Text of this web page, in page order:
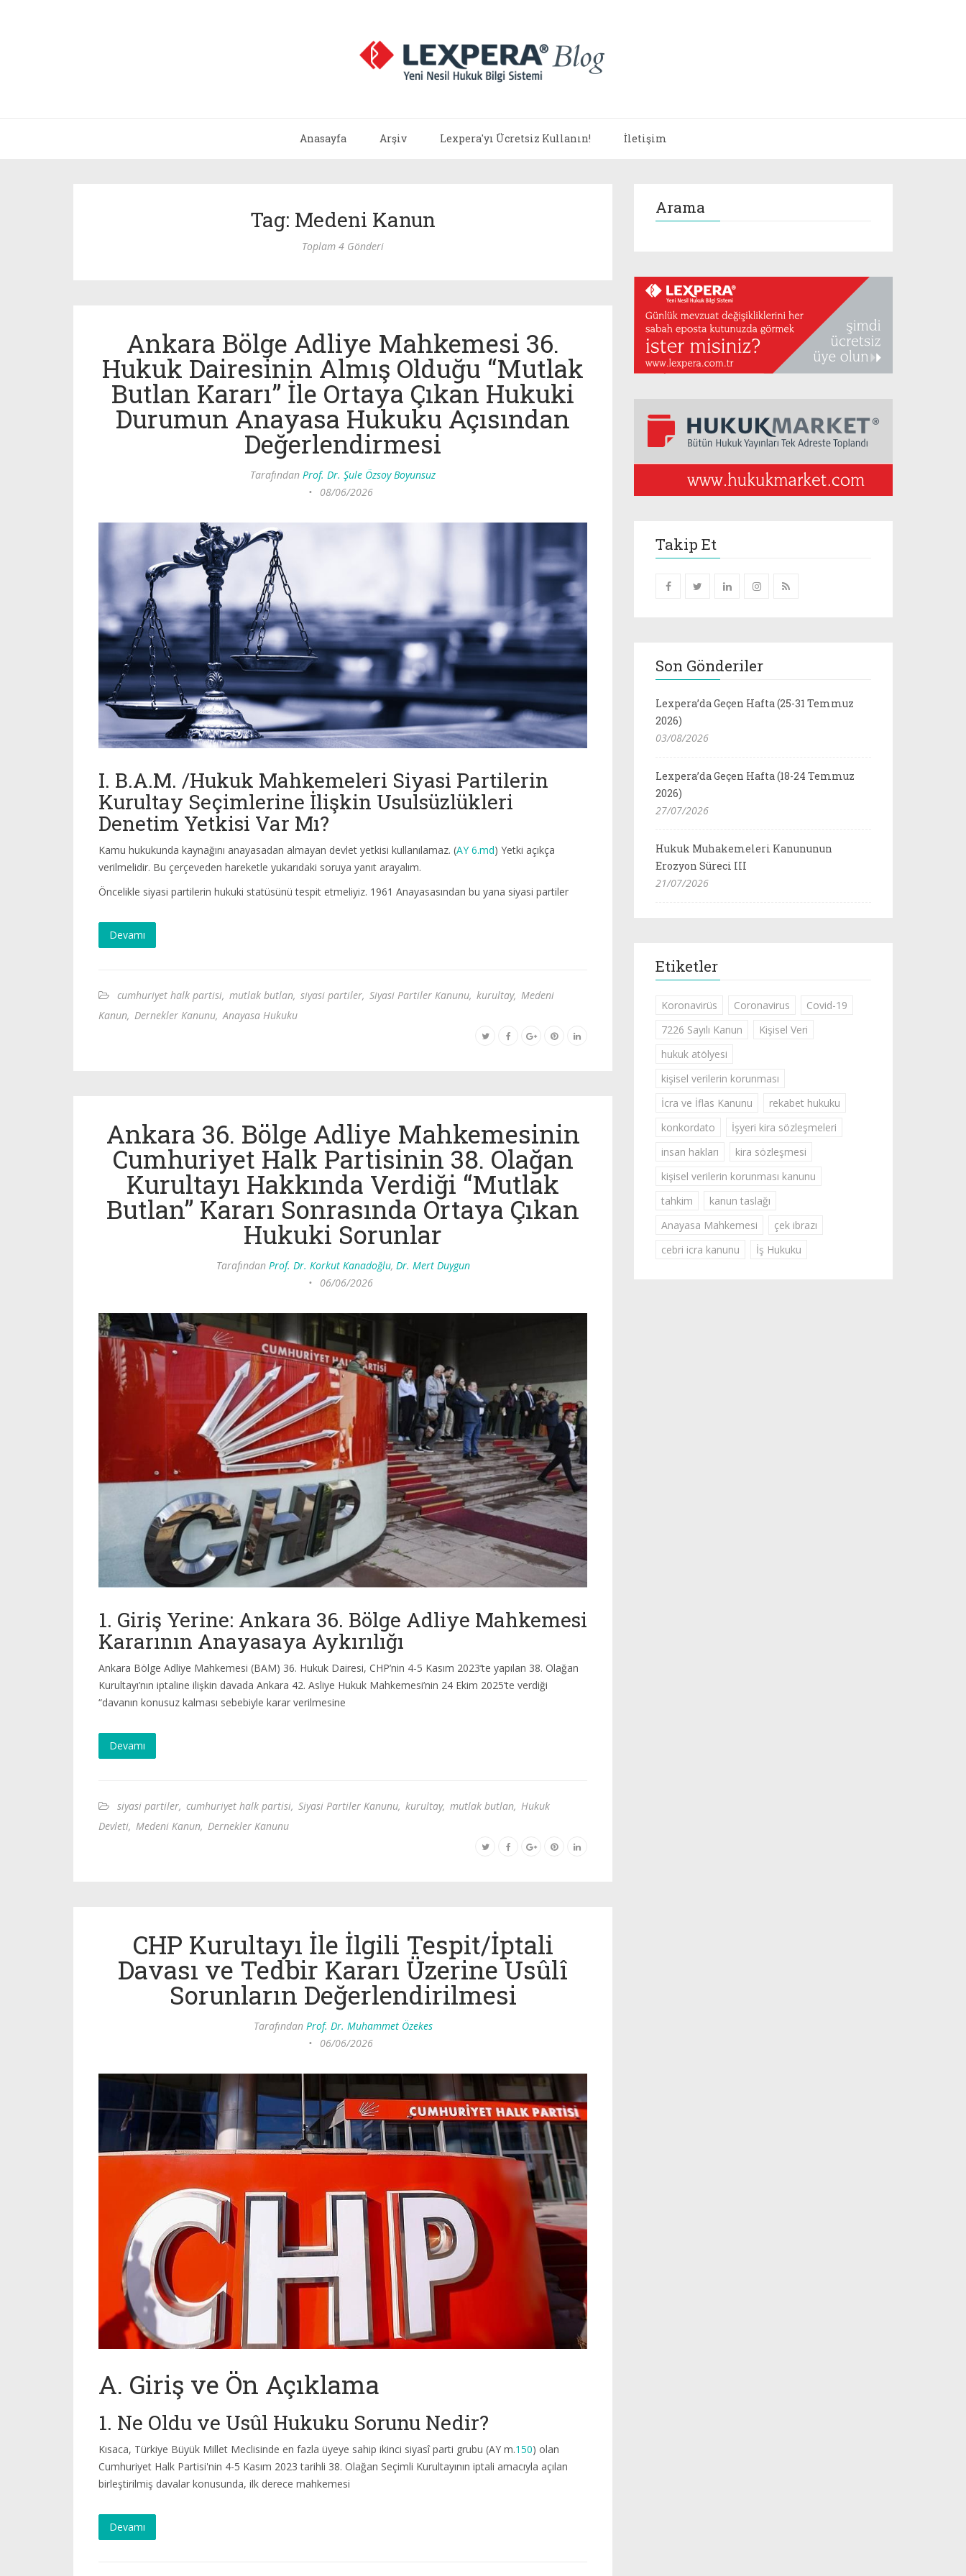
Anasayfa Arşiv Lexpera'yı Ücretsiz Kullanın! İletişim
Tag: Medeni Kanun
Toplam 4 Gönderi
Ankara Bölge Adliye Mahkemesi 36.
Hukuk Dairesinin Almış Olduğu “Mutlak
Butlan Kararı” İle Ortaya Çıkan Hukuki
Durumun Anayasa Hukuku Açısından
Değerlendirmesi
Tarafından Prof. Dr. Şule Özsoy Boyunsuz
•
08/06/2026
I. B.A.M. /Hukuk Mahkemeleri Siyasi Partilerin
Kurultay Seçimlerine İlişkin Usulsüzlükleri
Denetim Yetkisi Var Mı?
Kamu hukukunda kaynağını anayasadan almayan devlet yetkisi kullanılamaz. (AY 6.md) Yetki açıkça
verilmelidir. Bu çerçeveden hareketle yukarıdaki soruya yanıt arayalım.
Öncelikle siyasi partilerin hukuki statüsünü tespit etmeliyiz. 1961 Anayasasından bu yana siyasi partiler
Devamı
cumhuriyet halk partisi, mutlak butlan, siyasi partiler, Siyasi Partiler Kanunu, kurultay, Medeni
Kanun, Dernekler Kanunu, Anayasa Hukuku
Ankara 36. Bölge Adliye Mahkemesinin
Cumhuriyet Halk Partisinin 38. Olağan
Kurultayı Hakkında Verdiği “Mutlak
Butlan” Kararı Sonrasında Ortaya Çıkan
Hukuki Sorunlar
Tarafından Prof. Dr. Korkut Kanadoğlu, Dr. Mert Duygun
•
06/06/2026
1. Giriş Yerine: Ankara 36. Bölge Adliye Mahkemesi
Kararının Anayasaya Aykırılığı
Ankara Bölge Adliye Mahkemesi (BAM) 36. Hukuk Dairesi, CHP’nin 4-5 Kasım 2023’te yapılan 38. Olağan
Kurultayı’nın iptaline ilişkin davada Ankara 42. Asliye Hukuk Mahkemesi’nin 24 Ekim 2025’te verdiği
“davanın konusuz kalması sebebiyle karar verilmesine
Devamı
siyasi partiler, cumhuriyet halk partisi, Siyasi Partiler Kanunu, kurultay, mutlak butlan, Hukuk
Devleti, Medeni Kanun, Dernekler Kanunu
CHP Kurultayı İle İlgili Tespit/İptali
Davası ve Tedbir Kararı Üzerine Usûlî
Sorunların Değerlendirilmesi
Tarafından Prof. Dr. Muhammet Özekes
•
06/06/2026
A. Giriş ve Ön Açıklama
1. Ne Oldu ve Usûl Hukuku Sorunu Nedir?
Kısaca, Türkiye Büyük Millet Meclisinde en fazla üyeye sahip ikinci siyasî parti grubu (AY m.150) olan
Cumhuriyet Halk Partisi'nin 4-5 Kasım 2023 tarihli 38. Olağan Seçimli Kurultayının iptali amacıyla açılan
birleştirilmiş davalar konusunda, ilk derece mahkemesi
Devamı
Arama
Takip Et
Son Gönderiler
Lexpera’da Geçen Hafta (25-31 Temmuz
2026)
03/08/2026
Lexpera’da Geçen Hafta (18-24 Temmuz
2026)
27/07/2026
Hukuk Muhakemeleri Kanununun
Erozyon Süreci III
21/07/2026
Etiketler
Koronavirüs Coronavirus
Covid-19
7226 Sayılı Kanun
Kişisel Veri
hukuk atölyesi
kişisel verilerin korunması
İcra ve İflas Kanunu
rekabet hukuku
konkordato
İşyeri kira sözleşmeleri
insan hakları
kira sözleşmesi
kişisel verilerin korunması kanunu
tahkim
kanun taslağı
Anayasa Mahkemesi
çek ibrazı
cebri icra kanunu
İş Hukuku